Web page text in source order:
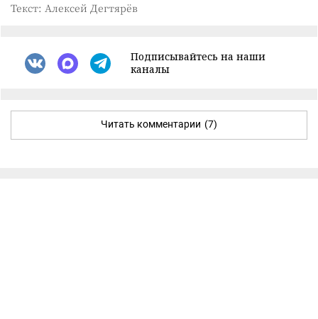
Текст: Алексей Дегтярёв
Подписывайтесь на наши
каналы
Читать комментарии (7)